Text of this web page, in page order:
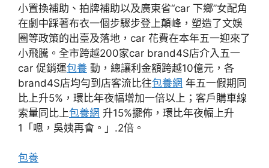
小置換補助、拍牌補助以及廣東省“car 下鄉”女配角
在劇中踩著布衣一個步驟步登上顛峰，塑造了文娛
圈等政策的出臺及落地，car 花費在本年五一迎來了
小飛騰。全市跨越200家car brand4S店介入五一
car 促銷運包養 動，總讓利金額跨越10億元，各
brand4S店均勻到店客流比往包養網 年五一假期同
比上升5%，環比年夜幅增加一倍以上；客戶購車線
索量同比上包養網 升15%擺佈，環比年夜幅上升
1「嗯，吳姨再會。」.2倍。
包養